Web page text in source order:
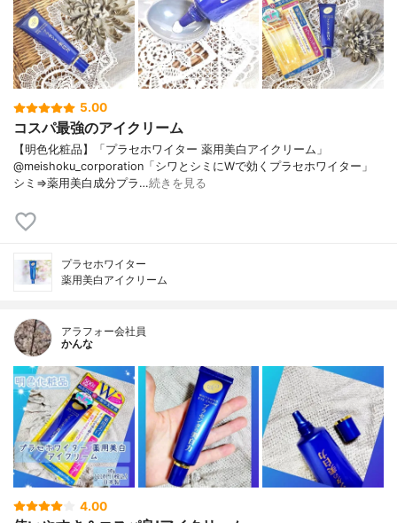
5.00
コスパ最強のアイクリーム
【明色化粧品】「プラセホワイター 薬用美白アイクリーム」
@meishoku_corporation「シワとシミにWで効くプラセホワイター」
シミ⇒薬用美白成分プラ…続きを見る
プラセホワイター
薬用美白アイクリーム
アラフォー会社員
かんな
4.00